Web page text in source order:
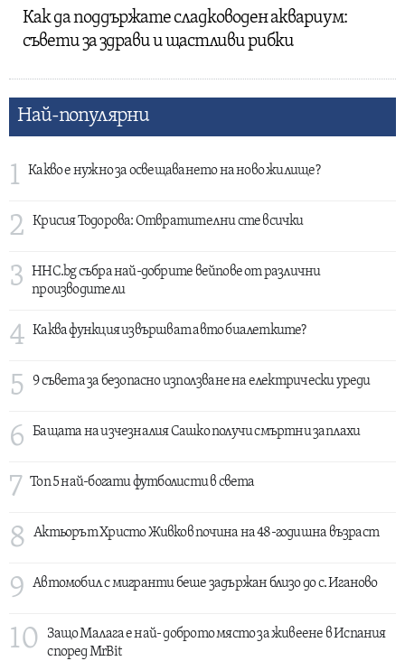
Как да поддържате сладководен аквариум:
съвети за здрави и щастливи рибки
Най-популярни
1 Какво е нужно за освещаването на ново жилище?
2 Крисия Тодорова: Отвратителни сте всички
3
HHC.bg събра най-добрите вейпове от различни
производители
4 Каква функция извършват авто биалетките?
5 9 съвета за безопасно използване на електрически уреди
6 Бащата на изчезналия Сашко получи смъртни заплахи
7 Топ 5 най-богати футболисти в света
8 Актьорът Христо Живков почина на 48-годишна възраст
9 Автомобил с мигранти беше задържан близо до с. Иганово
10
Защо Малага е най- доброто място за живеене в Испания
според MrBit